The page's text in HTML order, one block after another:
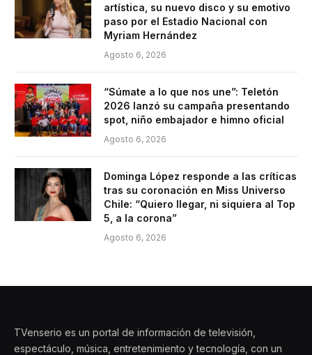
artística, su nuevo disco y su emotivo
paso por el Estadio Nacional con
Myriam Hernández
Agosto 6, 2026
“Súmate a lo que nos une”: Teletón
2026 lanzó su campaña presentando
spot, niño embajador e himno oficial
Agosto 6, 2026
Dominga López responde a las críticas
tras su coronación en Miss Universo
Chile: “Quiero llegar, ni siquiera al Top
5, a la corona”
Agosto 6, 2026
TVenserio es un portal de información de televisión,
espectáculo, música, entretenimiento y tecnología, con un